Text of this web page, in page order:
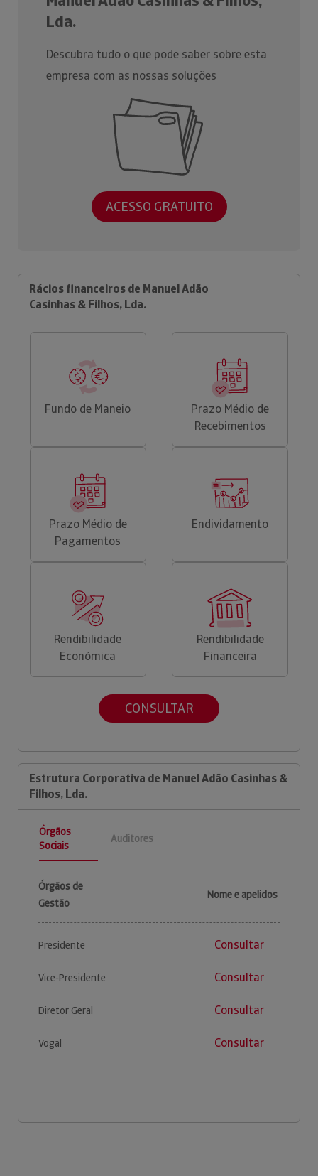
Lda.
Descubra tudo o que pode saber sobre esta
empresa com as nossas soluções
ACESSO GRATUITO
Rácios financeiros de Manuel Adão
Casinhas & Filhos, Lda.
Fundo de Maneio
Prazo Médio de
Recebimentos
Prazo Médio de
Pagamentos
Endividamento
Rendibilidade
Económica
Rendibilidade
Financeira
CONSULTAR
Estrutura Corporativa de Manuel Adão Casinhas &
Filhos, Lda.
Órgãos
Sociais
Auditores
Órgãos de
Gestão
Nome e apelidos
Presidente Consultar
Vice-Presidente Consultar
Diretor Geral Consultar
Vogal Consultar